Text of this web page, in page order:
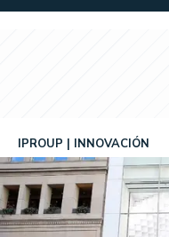
IPROUP INNOVACIÓN